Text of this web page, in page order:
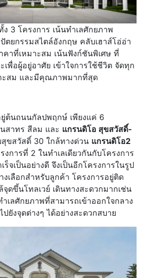
3 โครงการ เน้นทำเลศักยภาพ
ตยกรรมสไตล์อังกฤษ คลับเฮาส์โอ่อ่า
คาที่เหมาะสม เน้นฟังก์ชันพิเศษ ที่
เพื่อผู้อยู่อาศัย เข้าใจการใช้ชีวิต จัดทุก
ะสม และมีคุณภาพมากที่สุด
ยู่ต้นถนนกัลปพฤกษ์ เพียงแค่ 6
สาทร สีลม และ แกรนดิโอ สุขสวัสดิ์-
ขสวัสดิ์ 30 ใกล้ทางด่วน แกรนดิโอ2
งการที่ 2 ในทำเลเดียวกันกับโครงการ
จเป็นอย่างดี จึงเป็นอีกโครงการในรูป
เลือกสำหรับลูกค้า โครงการอยู่ติด
ดขึ้นโทลเวย์ เดินทางสะดวกมากเช่น
เลศักยภาพที่สามารถเข้าออกใจกลาง
ปยังจุดต่างๆ ได้อย่างสะดวกสบาย